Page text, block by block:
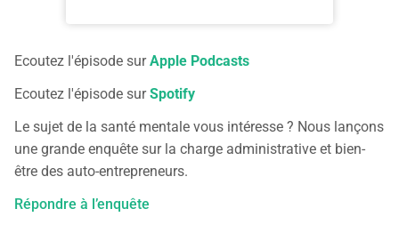
Ecoutez l'épisode surApple Podcasts
Ecoutez l'épisode surSpotify
Le sujet de la santé mentale vous intéresse ? Nous lançons
une grande enquête sur la charge administrative et bien-
être des auto-entrepreneurs.
Répondre à l’enquête